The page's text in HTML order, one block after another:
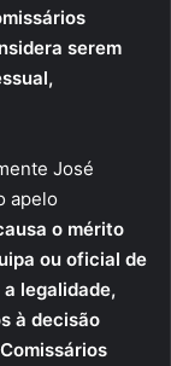
serem
José
apelo
o mérito
ou oficial de
legalidade,
à decisão